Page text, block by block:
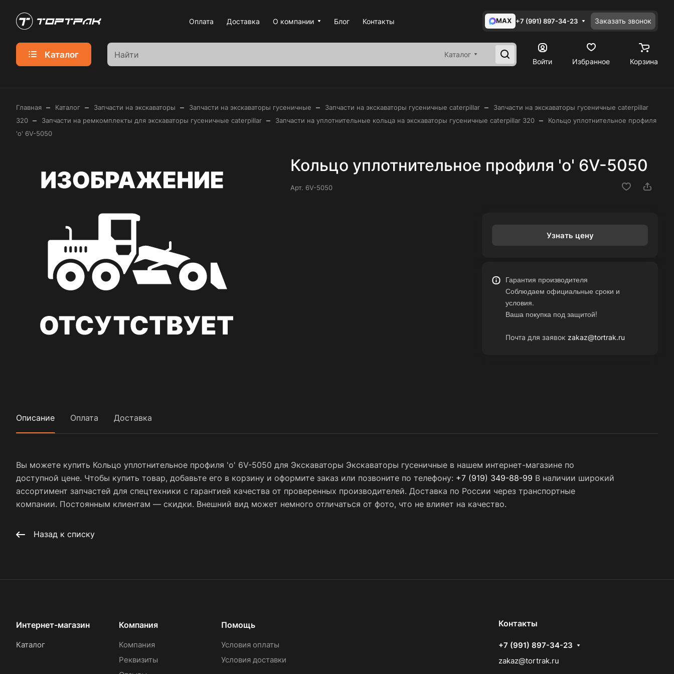
Оплата Доставка О компании Блог Контакты MAX +7 (991) 897-34-23 Заказать звонок
Каталог
Каталог
Войти
Избранное Корзина
Главная – Каталог – Запчасти на экскаваторы – Запчасти на экскаваторы гусеничные – Запчасти на экскаваторы гусеничные caterpillar –
Запчасти на экскаваторы гусеничные caterpillar
320 – Запчасти на ремкомплекты для экскаваторы гусеничные caterpillar – Запчасти на уплотнительные кольца на экскаваторы гусеничные caterpillar 320 –
Кольцо уплотнительное профиля
'o' 6V-5050
Кольцо уплотнительное профиля 'o' 6V-5050
Арт. 6V-5050
Узнать цену
Гарантия производителя
Соблюдаем официальные сроки и
условия.
Ваша покупка под защитой!
Почта для заявок zakaz@tortrak.ru
Описание Оплата Доставка
Вы можете купить Кольцо уплотнительное профиля 'o' 6V-5050 для Экскаваторы Экскаваторы гусеничные в нашем интернет-магазине по
доступной цене. Чтобы купить товар, добавьте его в корзину и оформите заказ или позвоните по телефону: +7 (919) 349-88-99 В наличии широкий
ассортимент запчастей для спецтехники с гарантией качества от проверенных производителей. Доставка по России через транспортные
компании. Постоянным клиентам — скидки. Внешний вид может немного отличаться от фото, что не влияет на качество.
Назад к списку
Интернет-магазин
Каталог
Компания
Компания
Реквизиты
Помощь
Условия оплаты
Условия доставки
Контакты
+7 (991) 897-34-23
zakaz@tortrak.ru